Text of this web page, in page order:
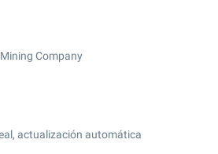
Company
actualización automática